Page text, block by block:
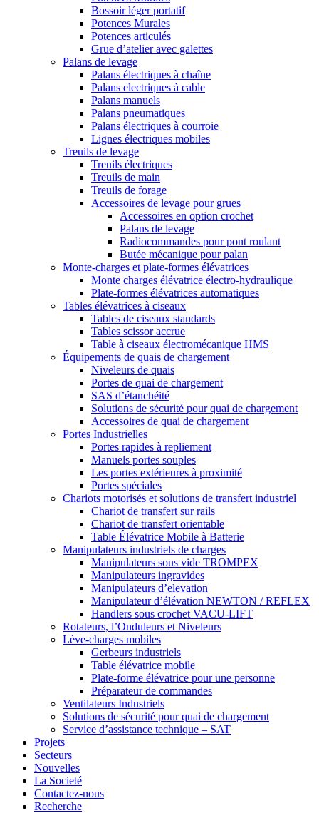
Bossoir léger portatif
Potences Murales
Potences articulés
Grue d’atelier avec galettes
Palans de levage
Palans électriques à chaîne
Palans electriques à cable
Palans manuels
Palans pneumatiques
Palans électriques à courroie
Lignes électriques mobiles
Treuils de levage
Treuils électriques
Treuils de main
Treuils de forage
Accessoires de levage pour grues
Accessoires en option crochet
Palans de levage
Radiocommandes pour pont roulant
Butée mécanique pour palan
Monte-charges et plate-formes élévatrices
Monte charges élévatrice électro-hydraulique
Plate-formes élévatrices automatiques
Tables élévatrices à ciseaux
Tables de ciseaux standards
Tables scissor accrue
Table à ciseaux électromécanique HMS
Équipements de quais de chargement
Niveleurs de quais
Portes de quai de chargement
SAS d’étanchéité
Solutions de sécurité pour quai de chargement
Accessoires de quai de chargement
Portes Industrielles
Portes rapides à repliement
Manuels portes souples
Les portes extérieures à proximité
Portes spéciales
Chariots motorisés et solutions de transfert industriel
Chariot de transfert sur rails
Chariot de transfert orientable
Table Élévatrice Mobile à Batterie
Manipulateurs industriels de charges
Manipulateurs sous vide TROMPEX
Manipulateurs ingravides
Manipulateurs d’elevation
Manipulateur d’élévation NEWTON / REFLEX
Handlers sous crochet VACU-LIFT
Rotateurs, l’Onduleurs et Niveleurs
Lève-charges mobiles
Gerbeurs industriels
Table élévatrice mobile
Plate-forme élévatrice pour une personne
Préparateur de commandes
Ventilateurs Industriels
Solutions de sécurité pour quai de chargement
Service d’assistance technique – SAT
Projets
Secteurs
Nouvelles
La Societé
Contactez-nous
Recherche